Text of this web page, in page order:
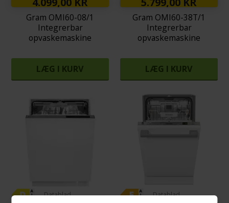
Gram OMI60-08/1
Integrerbar
opvaskemaskine
LÆG I KURV
Gram OMI60-38T/1
Integrerbar
opvaskemaskine
LÆG I KURV
Datablad Datablad